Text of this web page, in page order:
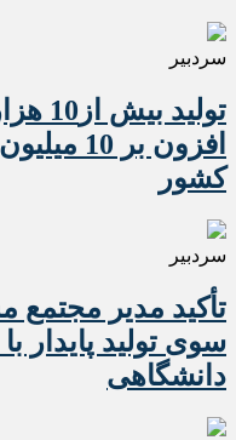
سردبیر
افزون بر
کشور
سردبیر
تأکید مدیر
سوی تولید پایدار
دانشگاهی